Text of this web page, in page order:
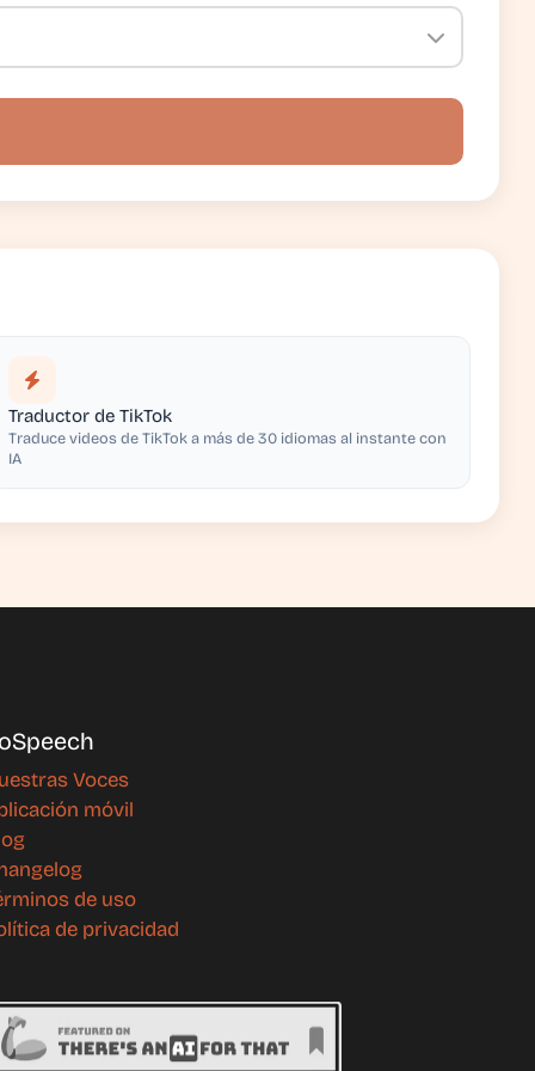
Traductor de TikTok
Traduce videos de TikTok a más de 30 idiomas al instante con
IA
Voces
móvil
de uso
de privacidad